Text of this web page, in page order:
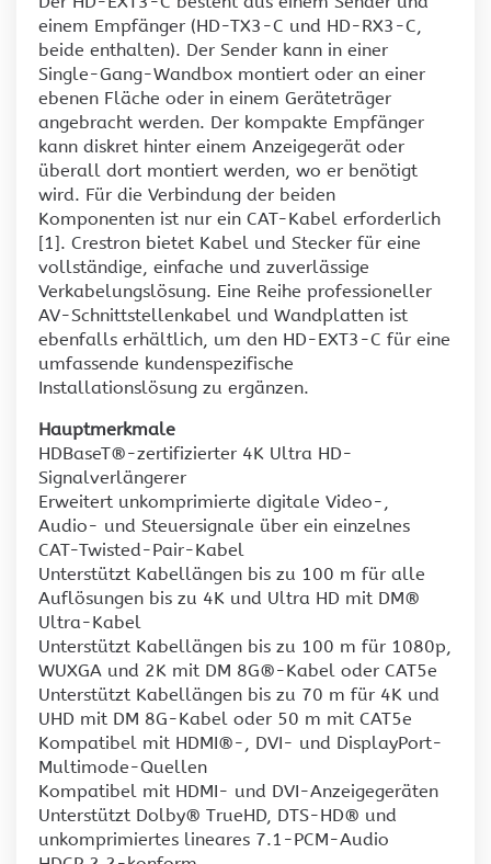
einem Empfänger (HD-TX3-C und HD-RX3-C,
beide enthalten). Der Sender kann in einer
Single-Gang-Wandbox montiert oder an einer
ebenen Fläche oder in einem Geräteträger
angebracht werden. Der kompakte Empfänger
kann diskret hinter einem Anzeigegerät oder
überall dort montiert werden, wo er benötigt
wird. Für die Verbindung der beiden
Komponenten ist nur ein CAT-Kabel erforderlich
[1]. Crestron bietet Kabel und Stecker für eine
vollständige, einfache und zuverlässige
Verkabelungslösung. Eine Reihe professioneller
AV-Schnittstellenkabel und Wandplatten ist
ebenfalls erhältlich, um den HD-EXT3-C für eine
umfassende kundenspezifische
Installationslösung zu ergänzen.
Hauptmerkmale
HDBaseT®-zertifizierter 4K Ultra HD-
Signalverlängerer
Erweitert unkomprimierte digitale Video-,
Audio- und Steuersignale über ein einzelnes
CAT-Twisted-Pair-Kabel
Unterstützt Kabellängen bis zu 100 m für alle
Auflösungen bis zu 4K und Ultra HD mit DM®
Ultra-Kabel
Unterstützt Kabellängen bis zu 100 m für 1080p,
WUXGA und 2K mit DM 8G®-Kabel oder CAT5e
Unterstützt Kabellängen bis zu 70 m für 4K und
UHD mit DM 8G-Kabel oder 50 m mit CAT5e
Kompatibel mit HDMI®-, DVI- und DisplayPort-
Multimode-Quellen
Kompatibel mit HDMI- und DVI-Anzeigegeräten
Unterstützt Dolby® TrueHD, DTS-HD® und
unkomprimiertes lineares 7.1-PCM-Audio